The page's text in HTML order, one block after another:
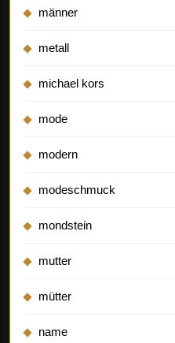
männer
metall
michael kors
mode
modern
modeschmuck
mondstein
mutter
mütter
name